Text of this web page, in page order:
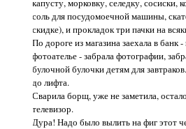
капусту, морковку, селедку, сосиски,
соль для посудомоечной машины,
скидке), и прокладок три пачки на
По дороге из магазина заехала в
фотоателье - забрала фотографии,
булочной булочки детям для
до лифта.
Сварила борщ, уже не заметила,
телевизор.
Дура! Надо было вылить на фиг этот